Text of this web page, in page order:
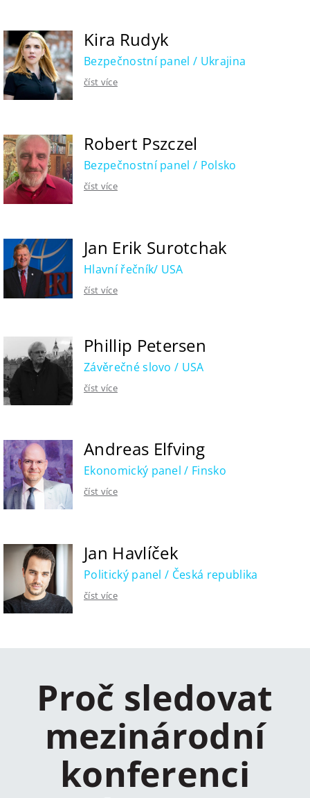
Kira Rudyk
Bezpečnostní panel / Ukrajina
číst více
Robert Pszczel
Bezpečnostní panel / Polsko
číst více
Jan Erik Surotchak
Hlavní řečník/ USA
číst více
Phillip Petersen
Závěrečné slovo / USA
číst více
Andreas Elfving
Ekonomický panel / Finsko
číst více
Jan Havlíček
Politický panel / Česká republika
číst více
Proč sledovat
mezinárodní
konferenci